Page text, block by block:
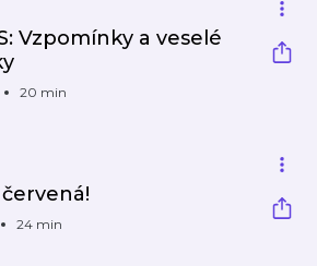
Vzpomínky a veselé
20 min
24 min